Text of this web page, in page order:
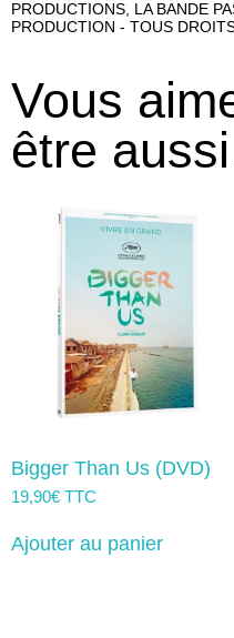
PRODUCTIONS, LA BANDE
PRODUCTION - TOUS
Vous
être
Bigger Than Us (DVD)
19,90€ TTC
Ajouter au panier